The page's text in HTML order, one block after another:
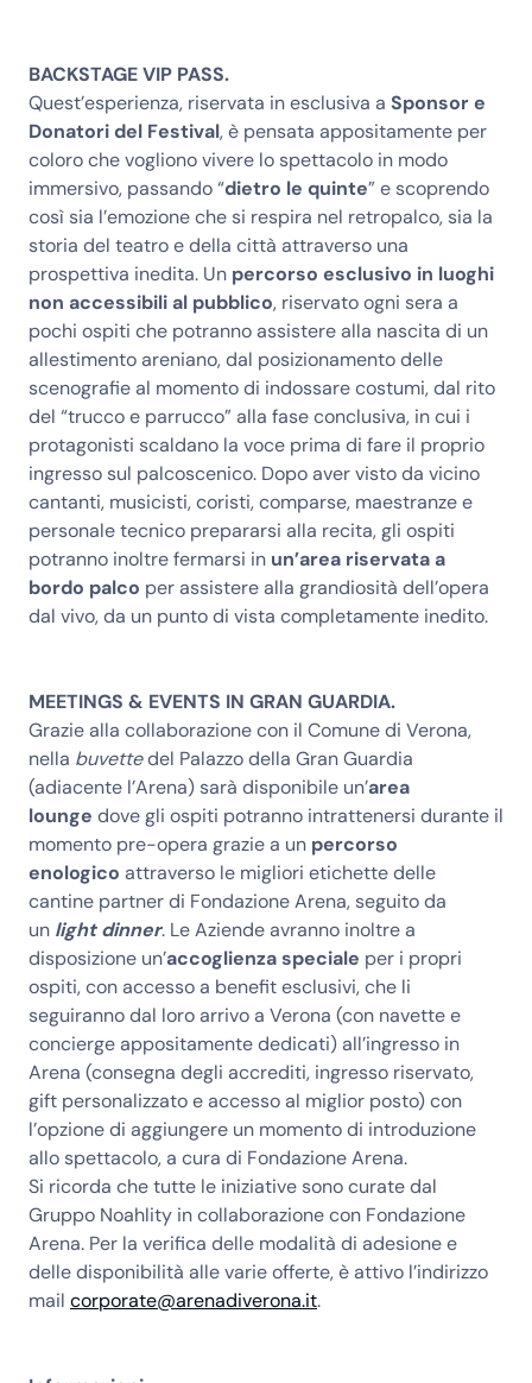
BACKSTAGE VIP PASS.
Quest’esperienza, riservata in esclusiva a Sponsor e
Donatori del Festival, è pensata appositamente per
coloro che vogliono vivere lo spettacolo in modo
immersivo, passando “dietro le quinte” e scoprendo
così sia l’emozione che si respira nel retropalco, sia la
storia del teatro e della città attraverso una
prospettiva inedita. Un percorso esclusivo in luoghi
non accessibili al pubblico, riservato ogni sera a
pochi ospiti che potranno assistere alla nascita di un
allestimento areniano, dal posizionamento delle
scenografie al momento di indossare costumi, dal rito
del “trucco e parrucco” alla fase conclusiva, in cui i
protagonisti scaldano la voce prima di fare il proprio
ingresso sul palcoscenico. Dopo aver visto da vicino
cantanti, musicisti, coristi, comparse, maestranze e
personale tecnico prepararsi alla recita, gli ospiti
potranno inoltre fermarsi in un’area riservata a
bordo palco per assistere alla grandiosità dell’opera
dal vivo, da un punto di vista completamente inedito.
MEETINGS & EVENTS IN GRAN GUARDIA.
Grazie alla collaborazione con il Comune di Verona,
nella buvettedel Palazzo della Gran Guardia
(adiacente l’Arena) sarà disponibile un’area
lounge dove gli ospiti potranno intrattenersi durante il
momento pre-opera grazie a un percorso
enologico attraverso le migliori etichette delle
cantine partner di Fondazione Arena, seguito da
un light dinner. Le Aziende avranno inoltre a
disposizione un’accoglienza speciale per i propri
ospiti, con accesso a benefit esclusivi, che li
seguiranno dal loro arrivo a Verona (con navette e
concierge appositamente dedicati) all’ingresso in
Arena (consegna degli accrediti, ingresso riservato,
gift personalizzato e accesso al miglior posto) con
l’opzione di aggiungere un momento di introduzione
allo spettacolo, a cura di Fondazione Arena.
Si ricorda che tutte le iniziative sono curate dal
Gruppo Noahlity in collaborazione con Fondazione
Arena. Per la verifica delle modalità di adesione e
delle disponibilità alle varie offerte, è attivo l’indirizzo
mail corporate@arenadiverona.it.